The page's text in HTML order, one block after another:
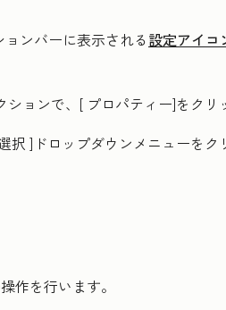
ンバーに表示される設定アイコ
ションで、[ プロパティー]をクリ
択 ]ドロップダウンメニューをク
作を行います。